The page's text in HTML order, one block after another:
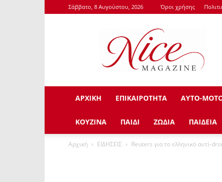
Σάββατο, 8 Αυγούστου, 2026 Όροι χρήσης
NiceMagazine.Gr
ΑΡΧΙΚΗ ΕΠΙΚΑΙΡΟΤΗΤΑ ΑΥΤΟ-
ΚΟΥΖΙΝΑ ΠΑΙΔΙ ΖΩΔΙΑ ΠΑΙΔΕΙΑ
Αρχική ΕΙΔΗΣΕΙΣ Reuters για το ελληνικό αντί-